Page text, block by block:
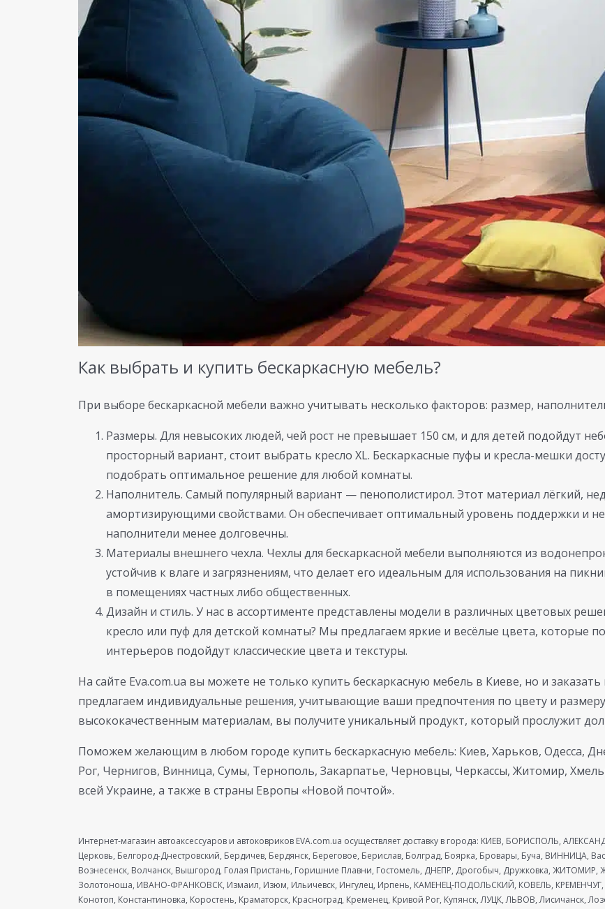
Как выбрать и купить бескаркасную мебель?
При выборе бескаркасной мебели важно учитывать несколько факторов: размер,
Размеры. Для невысоких людей, чей рост не превышает 150 см, и для детей подойдут
просторный вариант, стоит выбрать кресло XL. Бескаркасные пуфы и кресла-мешки
подобрать оптимальное решение для любой комнаты.
Наполнитель. Самый популярный вариант — пенополистирол. Этот материал лёгкий,
амортизирующими свойствами. Он обеспечивает оптимальный уровень поддержки и
наполнители менее долговечны.
Материалы внешнего чехла. Чехлы для бескаркасной мебели выполняются из
устойчив к влаге и загрязнениям, что делает его идеальным для использования на
в помещениях частных либо общественных.
Дизайн и стиль. У нас в ассортименте представлены модели в различных цветовых
кресло или пуф для детской комнаты? Мы предлагаем яркие и весёлые цвета, которые
интерьеров подойдут классические цвета и текстуры.
На сайте Eva.com.ua вы можете не только купить бескаркасную мебель в Киеве, но и
предлагаем индивидуальные решения, учитывающие ваши предпочтения по цвету и
высококачественным материалам, вы получите уникальный продукт, который прослужит
Поможем желающим в любом городе купить бескаркасную мебель: Киев, Харьков, Одесса,
Рог, Чернигов, Винница, Сумы, Тернополь, Закарпатье, Черновцы, Черкассы, Житомир,
всей Украине, а также в страны Европы «Новой почтой».
Интернет-магазин автоаксессуаров и автоковриков EVA.com.ua осуществляет доставку в города: КИЕВ, БОРИСПОЛЬ,
Церковь, Белгород-Днестровский, Бердичев, Бердянск, Береговое, Берислав, Болград, Боярка, Бровары, Буча, ВИННИЦА,
Вознесенск, Волчанск, Вышгород, Голая Пристань, Горишние Плавни, Гостомель, ДНЕПР, Дрогобыч, Дружковка,
Золотоноша, ИВАНО-ФРАНКОВСК, Измаил, Изюм, Ильичевск, Ингулец, Ирпень, КАМЕНЕЦ-ПОДОЛЬСКИЙ, КОВЕЛЬ,
Конотоп, Константиновка, Коростень, Краматорск, Красноград, Кременец, Кривой Рог, Купянск, ЛУЦК, ЛЬВОВ,